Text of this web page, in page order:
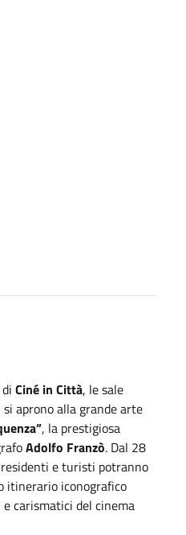
Ciné in Città, le sale
aprono alla grande arte
, la prestigiosa
Adolfo Franzò. Dal 28
e turisti potranno
itinerario iconografico
carismatici del cinema